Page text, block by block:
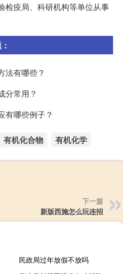
检疫局、科研机构等单位从事
法有哪些？
分常用？
有哪些例子？
有机化合物 有机化学
下一篇
新版西施怎么玩连招
民政局过年放假不放吗